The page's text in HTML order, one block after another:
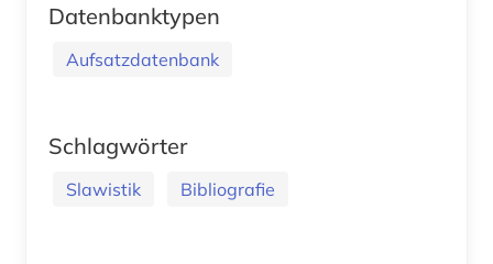
Datenbanktypen
Aufsatzdatenbank
Schlagwörter
Slawistik Bibliografie